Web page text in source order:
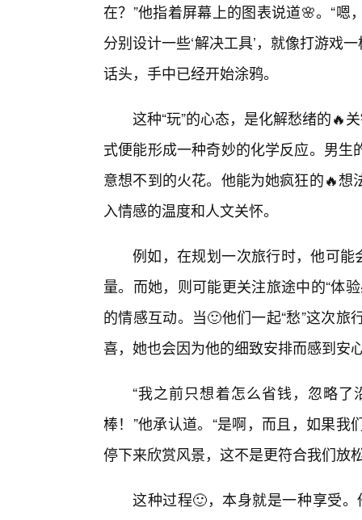
在？”他指着屏幕上的图表说道🌸。“
分别设计一些‘解决工具’，就像打游戏
话头，手中已经开始涂鸦。
这种“玩”的心态，是化解愁绪的🔥
式便能形成一种奇妙的化学反应。男
意想不到的火花。他能为她疯狂的🔥
入情感的温度和人文关怀。
例如，在规划一次旅行时，他可能
量。而她，则可能更关注旅途中的“体
的情感互动。当🙂他们一起“愁”这次
喜，她也会因为他的细致安排而感到安
“我之前只想着怎么省钱，忽略
棒！”他承认道。“是啊，而且，如果
停下来欣赏风景，这不是更符合我们放
这种过程🙂，本身就是一种享受